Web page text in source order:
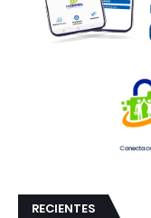
RECIENTES